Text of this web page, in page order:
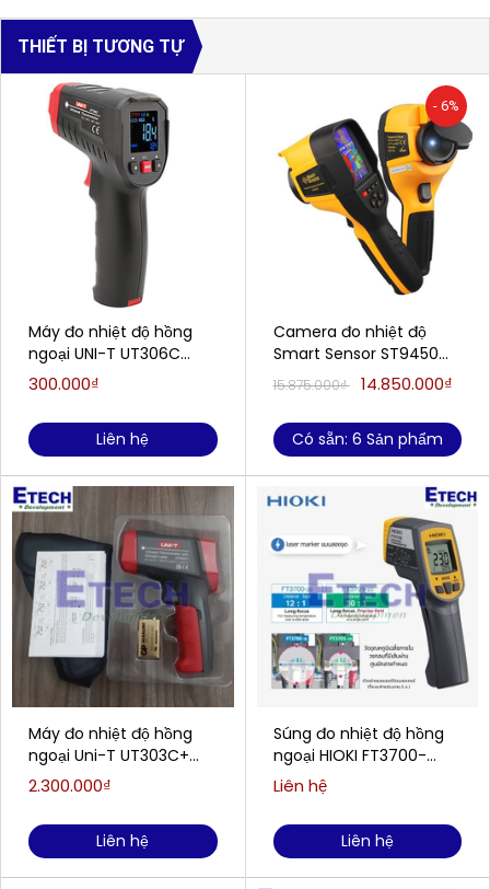
THIẾT BỊ TƯƠNG TỰ
Máy đo nhiệt độ hồng
ngoại UNI-T UT306C
(-50~500℃; ±2°C/±2%;
300.000₫
Liên hệ
Máy đo nhiệt độ hồng
ngoại Uni-T UT303C+
(1300°C/30:1)
2.300.000₫
Liên hệ
- 6%
Camera đo nhiệt độ
Smart Sensor ST9450
(-25 đến 450 ° C)
15.875.000₫ 14.850.000₫
Có sẵn: 6 Sản phẩm
Súng đo nhiệt độ hồng
ngoại HIOKI FT3700-
20(-60°C -550°C )
Liên hệ
Liên hệ